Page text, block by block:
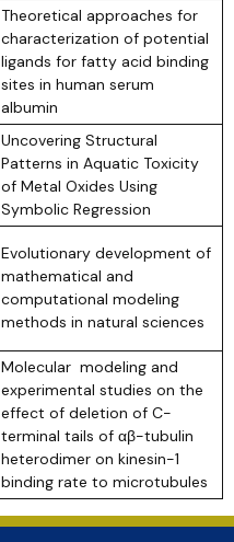
Theoretical approaches for
characterization of potential
ligands for fatty acid binding
sites in human serum
albumin
Uncovering Structural
Patterns in Aquatic Toxicity
of Metal Oxides Using
Symbolic Regression
Evolutionary development of
mathematical and
computational modeling
methods in natural sciences
Molecular modeling and
experimental studies on the
effect of deletion of C-
terminal tails of αβ-tubulin
heterodimer on kinesin-1
binding rate to microtubules